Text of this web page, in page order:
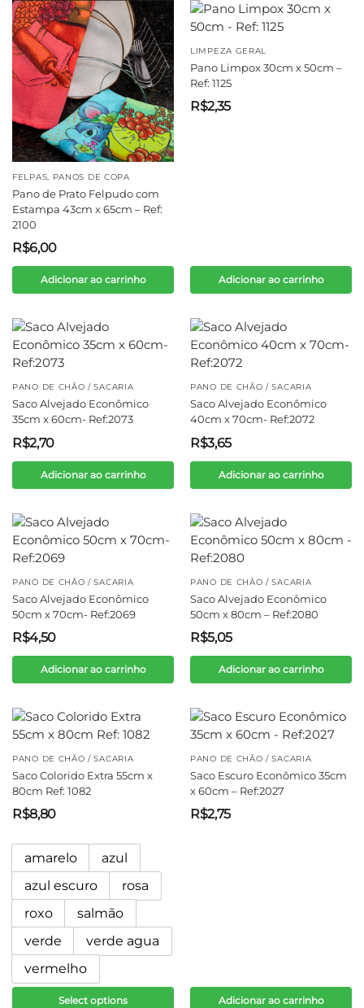
FELPAS, PANOS DE COPA
Pano de Prato Felpudo com
Estampa 43cm x 65cm – Ref:
2100
R$6,00
Adicionar ao carrinho
LIMPEZA GERAL
Pano Limpox 30cm x 50cm –
Ref: 1125
R$2,35
Adicionar ao carrinho
PANO DE CHÃO / SACARIA
Saco Alvejado Econômico
35cm x 60cm- Ref:2073
R$2,70
Adicionar ao carrinho
PANO DE CHÃO / SACARIA
Saco Alvejado Econômico
40cm x 70cm- Ref:2072
R$3,65
Adicionar ao carrinho
PANO DE CHÃO / SACARIA
Saco Alvejado Econômico
50cm x 70cm- Ref:2069
R$4,50
Adicionar ao carrinho
PANO DE CHÃO / SACARIA
Saco Alvejado Econômico
50cm x 80cm – Ref:2080
R$5,05
Adicionar ao carrinho
PANO DE CHÃO / SACARIA
Saco Colorido Extra 55cm x
80cm Ref: 1082
R$8,80
amarelo
azul
azul escuro
rosa
roxo
salmão
verde
verde agua
vermelho
Select options
PANO DE CHÃO / SACARIA
Saco Escuro Econômico 35cm
x 60cm – Ref:2027
R$2,75
Adicionar ao carrinho